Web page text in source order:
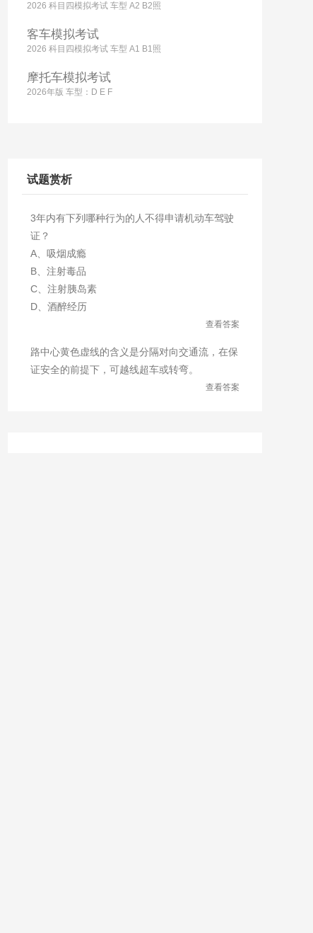
2026 科目四模拟考试 车型 A2 B2照
客车模拟考试
2026 科目四模拟考试 车型 A1 B1照
摩托车模拟考试
2026年版 车型：D E F
试题赏析
3年内有下列哪种行为的人不得申请机动车驾驶
证？
A、吸烟成瘾
B、注射毒品
C、注射胰岛素
D、酒醉经历
查看答案
路中心黄色虚线的含义是分隔对向交通流，在保
证安全的前提下，可越线超车或转弯。
查看答案